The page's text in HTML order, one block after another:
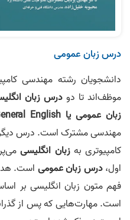
درس زبان عمومی
دانشجویان رشته مهندسی
موظف‌اند تا دودرس زبان
زبان عمومی یا General English
مهندسی مشترک است. درس
کامپیوتری بهزبان انگلیسی
اول،درس زبان عمومی است.